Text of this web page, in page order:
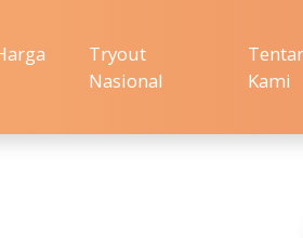
Tryout
Nasional
Kami